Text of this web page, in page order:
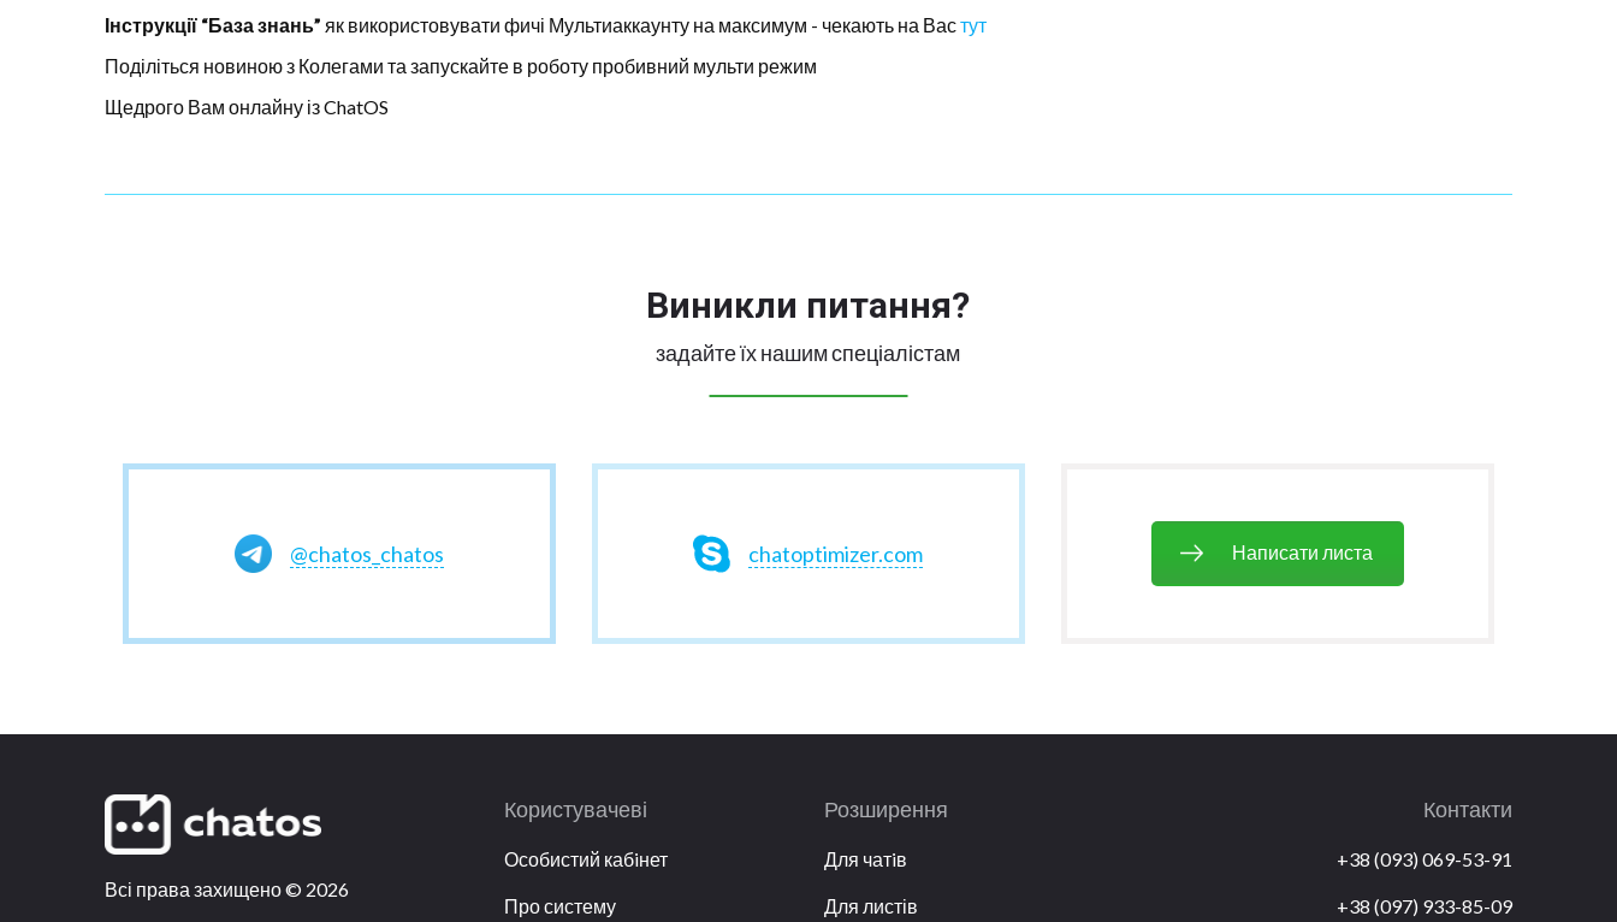
Інструкції “База знань” як використовувати фичі Мультиаккаунту на максимум - чекають на Вастут
Поділіться новиною з Колегами та запускайте в роботу пробивний мульти режим
Щедрого Вам онлайну із ChatOS
Виникли питання?
задайте їх нашим спеціалістам
@chatos_chatos chatoptimizer.com Написати листа
Всі права захищено© 2026
Користувачеві
Особистий кабiнет
Про систему
Розширення
Для чатiв
Для листів
Контакти
+38 (093) 069-53-91
+38 (097) 933-85-09